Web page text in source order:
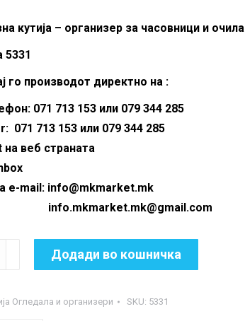
кутија – организер за часовници и очила
го производот директно на :
071 713 153 или 079 344 285
071 713 153 или 079 344 285
на веб страната
e-mail: info@mkmarket.mk
Додади во кошничка
Огледала и организери SKU: 5331